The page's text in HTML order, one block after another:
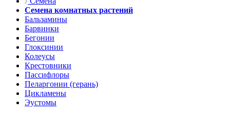
Семена комнатных растений
Бальзамины
Барвинки
Бегонии
Глоксинии
Колеусы
Крестовники
Пассифлоры
Пеларгонии (герань)
Цикламены
Эустомы